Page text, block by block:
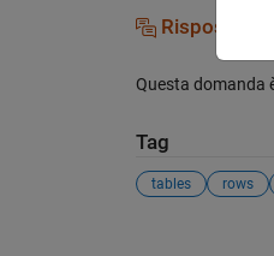
Risposte (0)
Questa domanda
Tag
tables rows